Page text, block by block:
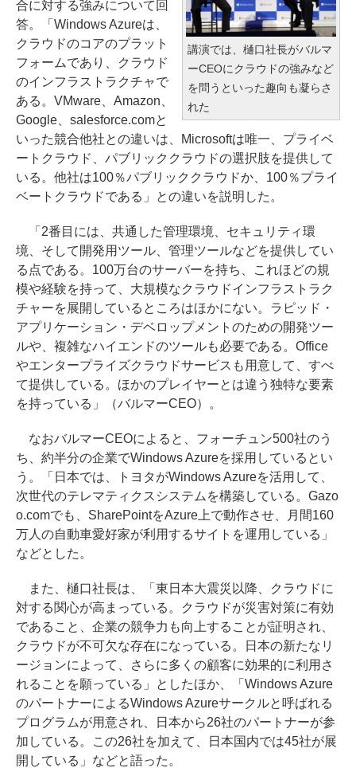
講演では、樋口社長がバルマ
ーCEOにクラウドの強みなど
を問うといった趣向も凝らさ
れた
合に対する強みについて回
答。「Windows Azureは、
クラウドのコアのプラット
フォームであり、クラウド
のインフラストラクチャで
ある。VMware、Amazon、
Google、salesforce.comと
いった競合他社との違いは、Microsoftは唯一、プライベ
ートクラウド、パブリッククラウドの選択肢を提供して
いる。他社は100％パブリッククラウドか、100％プライ
ベートクラウドである」との違いを説明した。
「2番目には、共通した管理環境、セキュリティ環
境、そして開発用ツール、管理ツールなどを提供してい
る点である。100万台のサーバーを持ち、これほどの規
模や経験を持って、大規模なクラウドインフラストラク
チャーを展開しているところはほかにない。ラピッド・
アプリケーション・デベロップメントのための開発ツー
ルや、複雑なハイエンドのツールも必要である。Office
やエンタープライズクラウドサービスも用意して、すべ
て提供している。ほかのプレイヤーとは違う独特な要素
を持っている」（バルマーCEO）。
なおバルマーCEOによると、フォーチュン500社のう
ち、約半分の企業でWindows Azureを採用しているとい
う。「日本では、トヨタがWindows Azureを活用して、
次世代のテレマティクスシステムを構築している。Gazo
o.comでも、SharePointをAzure上で動作させ、月間160
万人の自動車愛好家が利用するサイトを運用している」
などとした。
また、樋口社長は、「東日本大震災以降、クラウドに
対する関心が高まっている。クラウドが災害対策に有効
であること、企業の競争力も向上することが証明され、
クラウドが不可欠な存在になっている。日本の新たなリ
ージョンによって、さらに多くの顧客に効果的に利用さ
れることを願っている」としたほか、「Windows Azure
のパートナーによるWindows Azureサークルと呼ばれる
プログラムが用意され、日本から26社のパートナーが参
加している。この26社を加えて、日本国内では45社が展
開している」などと語った。